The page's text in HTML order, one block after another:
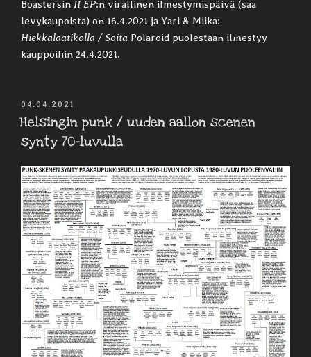
Boastersin II EP:n virallinen ilmestymispäivä (saa
levykaupoista) on 16.4.2021 ja Yari & Miika:
Hiekkalaatikolla / Soita Polaroid puolestaan ilmestyy
kauppoihin 24.4.2021.
JULKAISTU
04.04.2021
Helsingin punk / uuden aallon scenen
synty 70-luvulla